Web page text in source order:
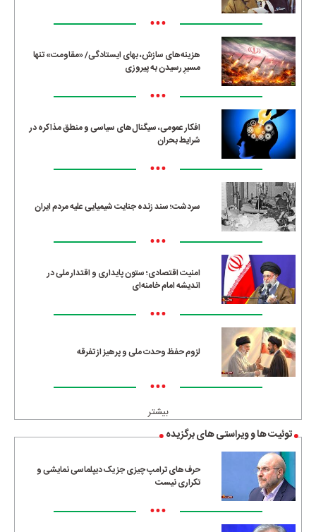
•••
هزینه‌های سازش، بهای ایستادگی/ «مقاومت» تنها
مسیرِ رسیدن به پیروزی
•••
افکار عمومی، سیگنال‌های سیاسی و منطق مذاکره در
شرایط بحران
•••
سردشت؛ سند زنده جنایت شیمیایی علیه مردم ایران
•••
امنیت اقتصادی؛ ستون پایداری و اقتدار ملی در
اندیشه امام خامنه‌ای
•••
لزوم حفظ وحدت ملی و پرهیز از تفرقه
•••
بیشتر
توئیت ها و ویراستی های برگزیده
حرف‌های ترامپ چیزی جز یک دیپلماسی نمایشی و
تکراری نیست
•••